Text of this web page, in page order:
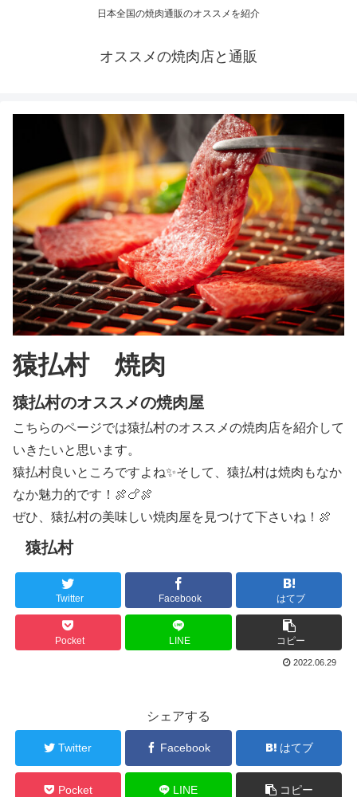
日本全国の焼肉通販のオススメを紹介
オススメの焼肉店と通販
猿払村 焼肉
猿払村のオススメの焼肉屋
こちらのページでは猿払村のオススメの焼肉店を紹介して
いきたいと思います。
猿払村良いところですよね✨そして、猿払村は焼肉もなか
なか魅力的です！🍖🍗🍖
ぜひ、猿払村の美味しい焼肉屋を見つけて下さいね！🍖
猿払村
Twitter Facebook はてブ
Pocket LINE コピー
2022.06.29
シェアする
Twitter Facebook はてブ
Pocket LINE コピー